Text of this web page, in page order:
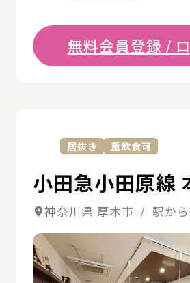
無料会員登録 /
居抜き 重飲食可
小田急小田原線
神奈川県 厚木市 / 駅か